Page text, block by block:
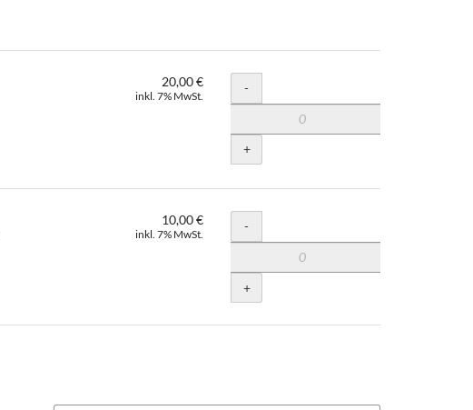
20,00 €
inkl. 7% MwSt. Menge
-
+
10,00 €
inkl. 7% MwSt. Menge
-
+